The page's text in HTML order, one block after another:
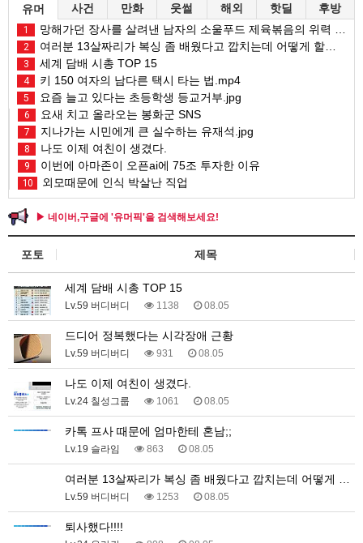
유머 사건 만화 웃썰 해외 핫딜 후방
1 망해가던 장사를 살려낸 남자의 소울푸드 제육볶음의 위력 ㅋㅋ
2 여러분 13살짜리가 복싱 좀 배웠다고 깝치는데 어떻게 할까요?
3 세계 담배 시총 TOP 15
4 키 150 여자의 남다른 택시 타는 법.mp4
5 요즘 늘고 있다는 초등학생 등교거부.jpg
6 요새 치고 올라오는 봉화군 SNS
7 지나가는 시민에게 큰 실수하는 유재석.jpg
8 나도 이제 여친이 생겼다.
9 이번에 아마존이 오픈ai에 75조 투자한 이유
10 외모때문에 인식 박살난 직업
▶ 네이버,구글에 '유머픽'을 검색해보세요!
포토 제목
세계 담배 시총 TOP 15
Lv.59 버디버디 1138 08.05
드디어 정복했다는 시각장애 근황
Lv.59 버디버디 931 08.05
나도 이제 여친이 생겼다.
Lv.24 칠성그룹 1061 08.05
카톡 프사 때문에 엄마한테 혼남;;
Lv.19 슬라임 863 08.05
여러분 13살짜리가 복싱 좀 배웠다고 깝치는데 어떻게 …
Lv.59 버디버디 1253 08.05
퇴사했다!!!!